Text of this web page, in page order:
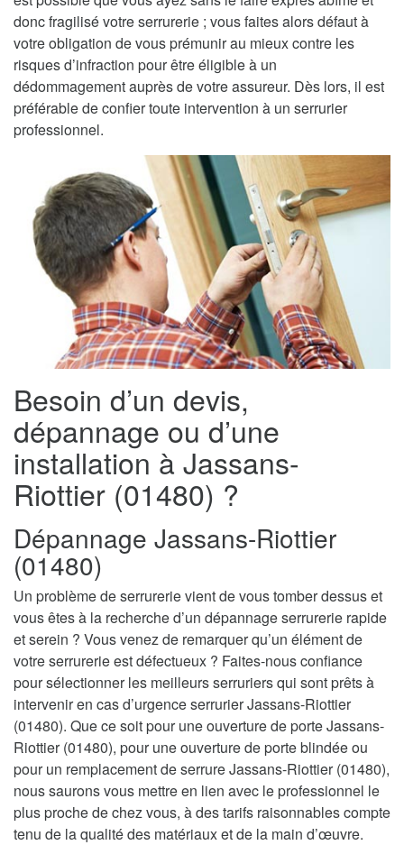
donc fragilisé votre serrurerie ; vous faites alors défaut à
votre obligation de vous prémunir au mieux contre les
risques d’infraction pour être éligible à un
dédommagement auprès de votre assureur. Dès lors, il est
préférable de confier toute intervention à un serrurier
professionnel.
Besoin d’un devis,
dépannage ou d’une
installation à Jassans-
Riottier (01480) ?
Dépannage Jassans-Riottier
(01480)
Un problème de serrurerie vient de vous tomber dessus et
vous êtes à la recherche d’un dépannage serrurerie rapide
et serein ? Vous venez de remarquer qu’un élément de
votre serrurerie est défectueux ? Faites-nous confiance
pour sélectionner les meilleurs serruriers qui sont prêts à
intervenir en cas d’urgence serrurier Jassans-Riottier
(01480). Que ce soit pour une ouverture de porte Jassans-
Riottier (01480), pour une ouverture de porte blindée ou
pour un remplacement de serrure Jassans-Riottier (01480),
nous saurons vous mettre en lien avec le professionnel le
plus proche de chez vous, à des tarifs raisonnables compte
tenu de la qualité des matériaux et de la main d’œuvre.